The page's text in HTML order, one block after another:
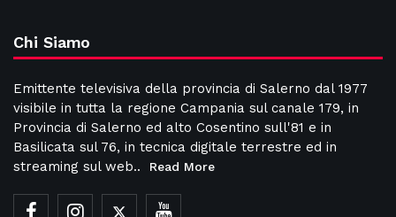
Chi Siamo
Emittente televisiva della provincia di Salerno dal 1977
visibile in tutta la regione Campania sul canale 179, in
Provincia di Salerno ed alto Cosentino sull'81 e in
Basilicata sul 76, in tecnica digitale terrestre ed in
streaming sul web..
Read More